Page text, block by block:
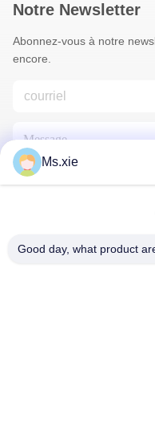
Notre Newsletter
Abonnez-vous à notre
encore.
Ms.xie
Good day, what product